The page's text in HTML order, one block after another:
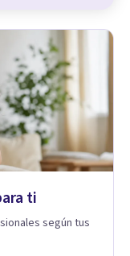
ti
según tus